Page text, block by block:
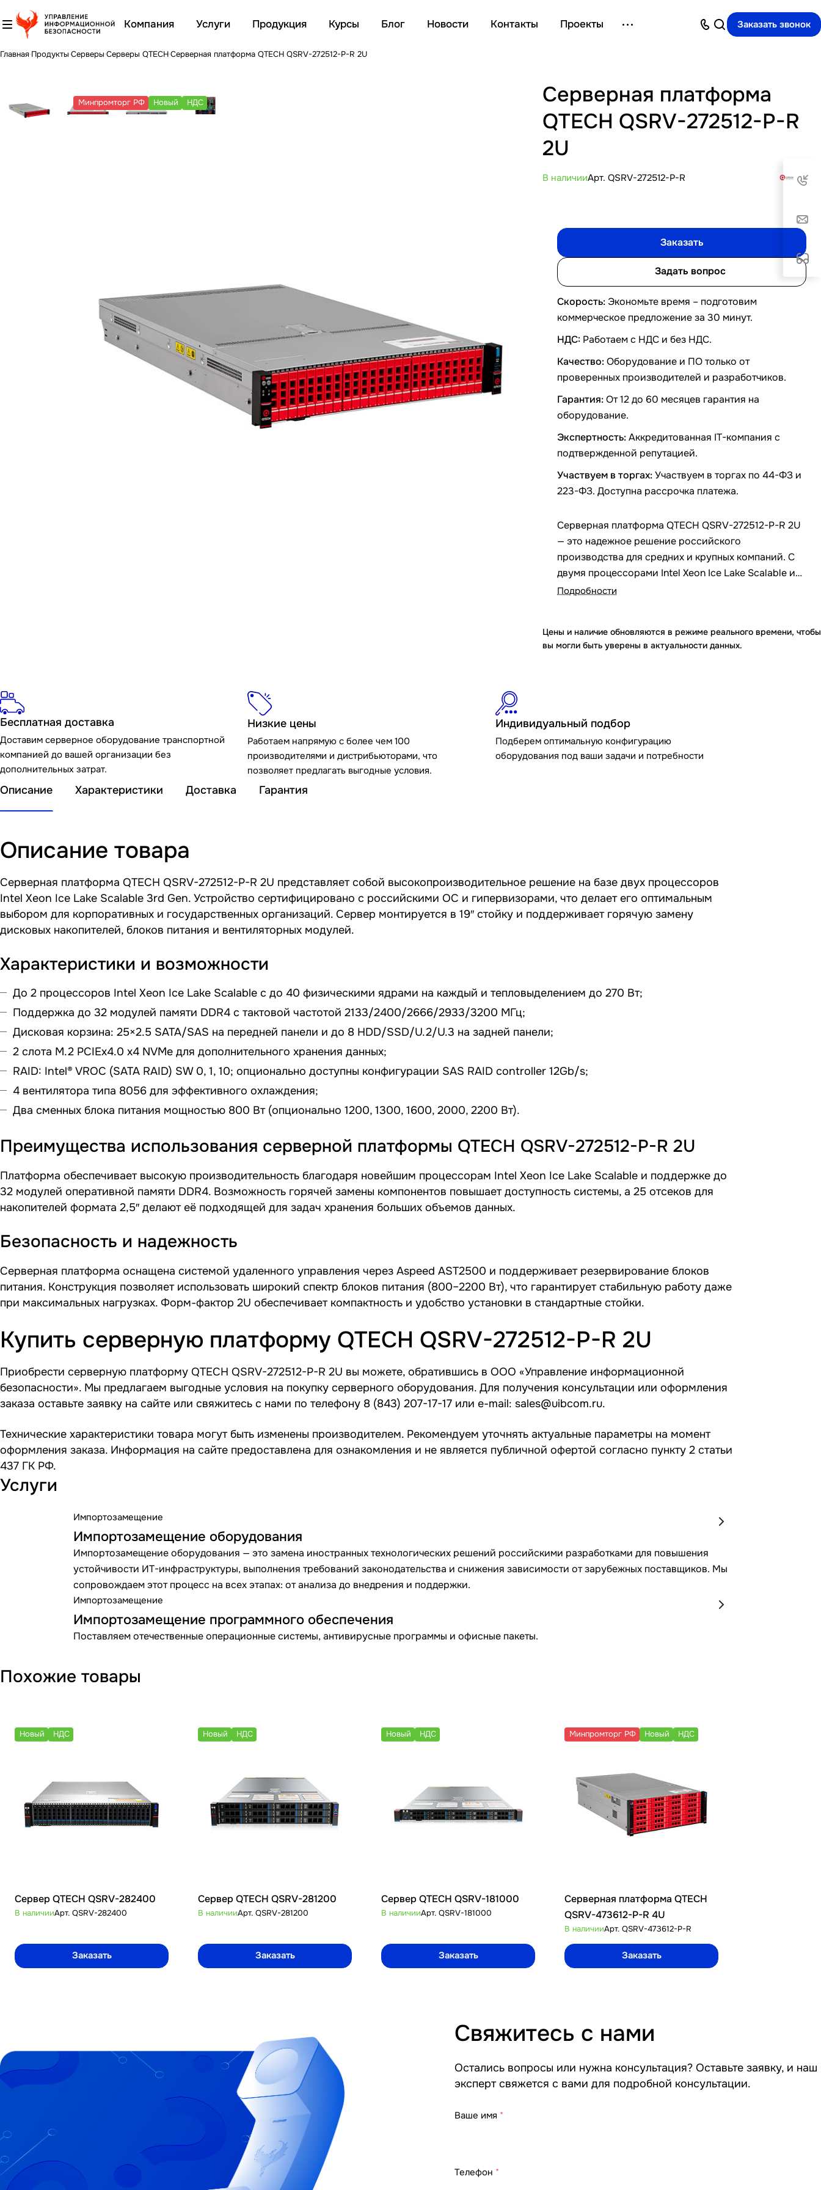
Компания Услуги Продукция Курсы Блог Новости Контакты Проекты Заказать звонок
Главная Продукты Серверы Серверы QTECHСерверная платформа QTECH QSRV-272512-P-R 2U
Минпромторг РФ Новый НДС
Серверная платформа
QTECH QSRV-272512-P-R
2U
В наличииАрт. QSRV-272512-P-R
Заказать
Задать вопрос
Скорость: Экономьте время – подготовим
коммерческое предложение за 30 минут.
НДС: Работаем с НДС и без НДС.
Качество:Оборудование и ПО только от
проверенных производителей и разработчиков.
Гарантия:От 12 до 60 месяцев гарантия на
оборудование.
Экспертность:Аккредитованная IT-компания с
подтвержденной репутацией.
Участвуем в торгах:Участвуем в торгах по 44-ФЗ и
223-ФЗ. Доступна рассрочка платежа.
Серверная платформа QTECH QSRV-272512-P-R 2U
— это надежное решение российского
производства для средних и крупных компаний. С
двумя процессорами Intel Xeon Ice Lake Scalable и
возможностью горячей замены компонентов, она
Подробности
Цены и наличие обновляются в режиме реального времени, чтобы
вы могли быть уверены в актуальности данных.
Бесплатная доставка
Доставим серверное оборудование транспортной
компанией до вашей организации без
дополнительных затрат.
Низкие цены
Работаем напрямую с более чем 100
производителями и дистрибьюторами, что
позволяет предлагать выгодные условия.
Индивидуальный подбор
Подберем оптимальную конфигурацию
оборудования под ваши задачи и потребности
Описание Характеристики Доставка Гарантия
Описание товара
Серверная платформа QTECH QSRV-272512-P-R 2U представляет собой высокопроизводительное решение на базе двух процессоров
Intel Xeon Ice Lake Scalable 3rd Gen. Устройство сертифицировано с российскими ОС и гипервизорами, что делает его оптимальным
выбором для корпоративных и государственных организаций. Сервер монтируется в 19″ стойку и поддерживает горячую замену
дисковых накопителей, блоков питания и вентиляторных модулей.
Характеристики и возможности
До 2 процессоров Intel Xeon Ice Lake Scalable с до 40 физическими ядрами на каждый и тепловыделением до 270 Вт;
Поддержка до 32 модулей памяти DDR4 с тактовой частотой 2133/2400/2666/2933/3200 МГц;
Дисковая корзина: 25×2.5 SATA/SAS на передней панели и до 8 HDD/SSD/U.2/U.3 на задней панели;
2 слота M.2 PCIEx4.0 x4 NVMe для дополнительного хранения данных;
RAID: Intel® VROC (SATA RAID) SW 0, 1, 10; опционально доступны конфигурации SAS RAID controller 12Gb/s;
4 вентилятора типа 8056 для эффективного охлаждения;
Два сменных блока питания мощностью 800 Вт (опционально 1200, 1300, 1600, 2000, 2200 Вт).
Преимущества использования серверной платформы QTECH QSRV-272512-P-R 2U
Платформа обеспечивает высокую производительность благодаря новейшим процессорам Intel Xeon Ice Lake Scalable и поддержке до
32 модулей оперативной памяти DDR4. Возможность горячей замены компонентов повышает доступность системы, а 25 отсеков для
накопителей формата 2,5″ делают её подходящей для задач хранения больших объемов данных.
Безопасность и надежность
Серверная платформа оснащена системой удаленного управления через Aspeed AST2500 и поддерживает резервирование блоков
питания. Конструкция позволяет использовать широкий спектр блоков питания (800–2200 Вт), что гарантирует стабильную работу даже
при максимальных нагрузках. Форм-фактор 2U обеспечивает компактность и удобство установки в стандартные стойки.
Купить серверную платформу QTECH QSRV-272512-P-R 2U
Приобрести серверную платформу QTECH QSRV-272512-P-R 2U вы можете, обратившись в ООО «Управление информационной
безопасности». Мы предлагаем выгодные условия на покупку серверного оборудования. Для получения консультации или оформления
заказа оставьте заявку на сайте или свяжитесь с нами по телефону 8 (843) 207-17-17 или e-mail: sales@uibcom.ru.
Технические характеристики товара могут быть изменены производителем. Рекомендуем уточнять актуальные параметры на момент
оформления заказа. Информация на сайте предоставлена для ознакомления и не является публичной офертой согласно пункту 2 статьи
437 ГК РФ.
Услуги
Импортозамещение
Импортозамещение оборудования
Импортозамещение оборудования — это замена иностранных технологических решений российскими разработками для повышения
устойчивости ИТ-инфраструктуры, выполнения требований законодательства и снижения зависимости от зарубежных поставщиков. Мы
сопровождаем этот процесс на всех этапах: от анализа до внедрения и поддержки.
Импортозамещение
Импортозамещение программного обеспечения
Поставляем отечественные операционные системы, антивирусные программы и офисные пакеты.
Похожие товары
Новый НДС
Сервер QTECH QSRV-282400
В наличииАрт. QSRV-282400
Заказать
Новый НДС
Сервер QTECH QSRV-281200
В наличииАрт. QSRV-281200
Заказать
Новый НДС
Сервер QTECH QSRV-181000
В наличииАрт. QSRV-181000
Заказать
Минпромторг РФ Новый НДС
Серверная платформа QTECH
QSRV-473612-P-R 4U
В наличииАрт. QSRV-473612-P-R
Заказать
Свяжитесь с нами
Остались вопросы или нужна консультация? Оставьте заявку, и наш
эксперт свяжется с вами для подробной консультации.
Ваше имя *
Телефон *